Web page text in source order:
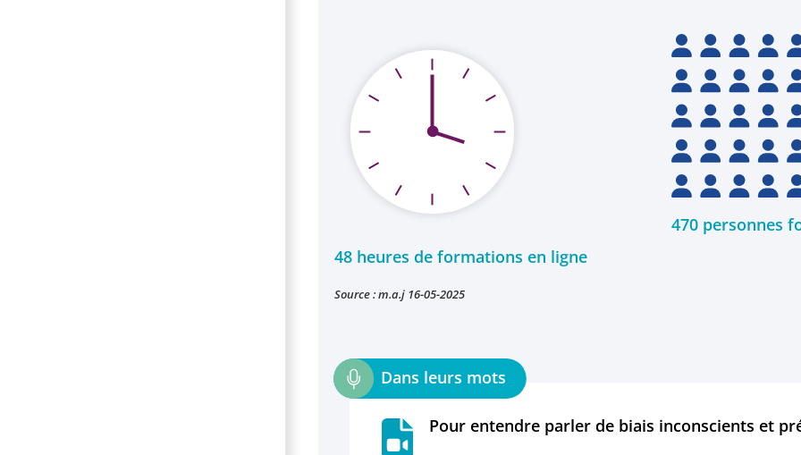
48 heures de formations en ligne
Source :m.a.j 16-05-2025
470 personnes
Pour entendre parler de biais inconscients et